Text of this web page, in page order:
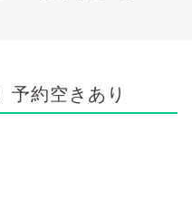
予約空きあり